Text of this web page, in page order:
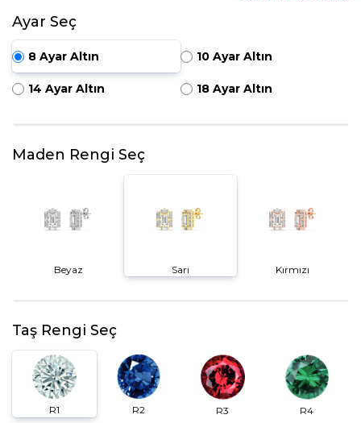
Ayar Seç
8 Ayar Altın 10 Ayar Altın
14 Ayar Altın 18 Ayar Altın
Maden Rengi Seç
Beyaz Sarı Kırmızı
Taş Rengi Seç
R1 R2 R3 R4